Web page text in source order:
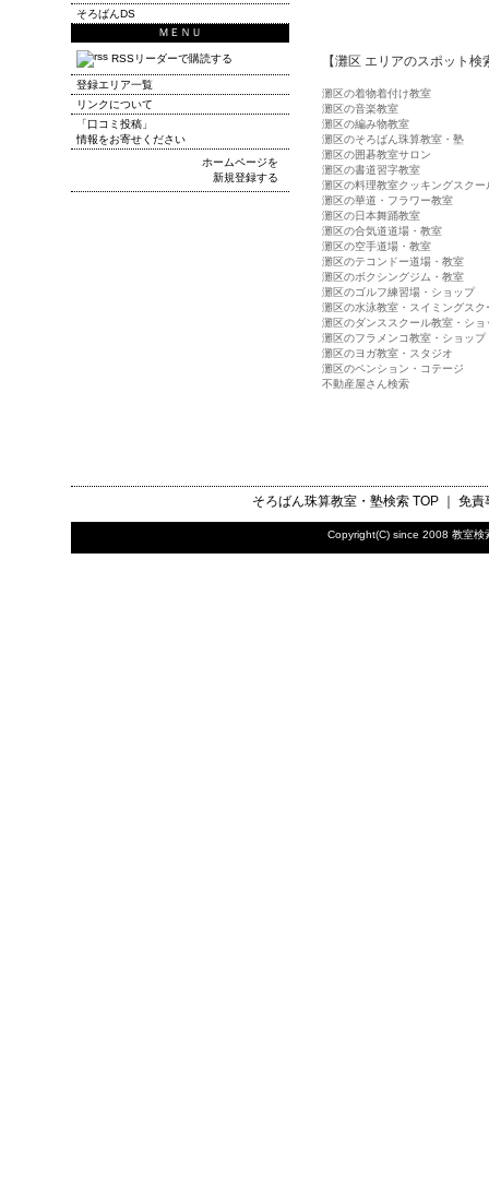
【灘区 エリアのスポット検
灘区の着物着付け教室
灘区の音楽教室
灘区の編み物教室
灘区のそろばん珠算教室・塾
灘区の囲碁教室サロン
灘区の書道習字教室
灘区の料理教室クッキングスクー
灘区の華道・フラワー教室
灘区の日本舞踊教室
灘区の合気道道場・教室
灘区の空手道場・教室
灘区のテコンドー道場・教室
灘区のボクシングジム・教室
灘区のゴルフ練習場・ショップ
灘区の水泳教室・スイミングスク
灘区のダンススクール教室・ショ
灘区のフラメンコ教室・ショップ
灘区のヨガ教室・スタジオ
灘区のペンション・コテージ
不動産屋さん検索
そろばんDS
ＭＥＮＵ
RSSリーダーで購読する
登録エリア一覧
リンクについて
「口コミ投稿」
情報をお寄せください
ホームページを
新規登録する
そろばん珠算教室・塾検索TOP ｜ 免責
Copyright(C) since 2008 教室検